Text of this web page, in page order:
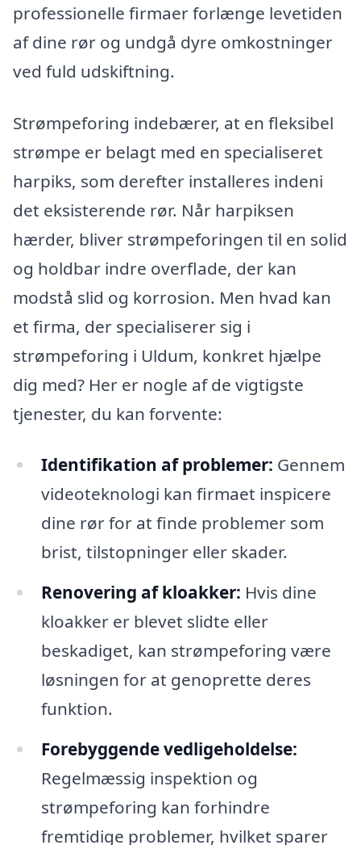
professionelle firmaer forlænge levetiden
af dine rør og undgå dyre omkostninger
ved fuld udskiftning.
Strømpeforing indebærer, at en fleksibel
strømpe er belagt med en specialiseret
harpiks, som derefter installeres indeni
det eksisterende rør. Når harpiksen
hærder, bliver strømpeforingen til en solid
og holdbar indre overflade, der kan
modstå slid og korrosion. Men hvad kan
et firma, der specialiserer sig i
strømpeforing i Uldum, konkret hjælpe
dig med? Her er nogle af de vigtigste
tjenester, du kan forvente:
Identifikation af problemer: Gennem
videoteknologi kan firmaet inspicere
dine rør for at finde problemer som
brist, tilstopninger eller skader.
Renovering af kloakker: Hvis dine
kloakker er blevet slidte eller
beskadiget, kan strømpeforing være
løsningen for at genoprette deres
funktion.
Forebyggende vedligeholdelse:
Regelmæssig inspektion og
strømpeforing kan forhindre
fremtidige problemer, hvilket sparer